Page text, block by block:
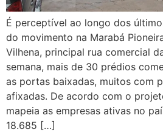
É perceptível ao longo dos
do movimento na Marabá
Vilhena, principal rua comercial
semana, mais de 30 prédios
as portas baixadas, muitos com
afixadas. De acordo com o
mapeia as empresas ativas no
18.685 […]